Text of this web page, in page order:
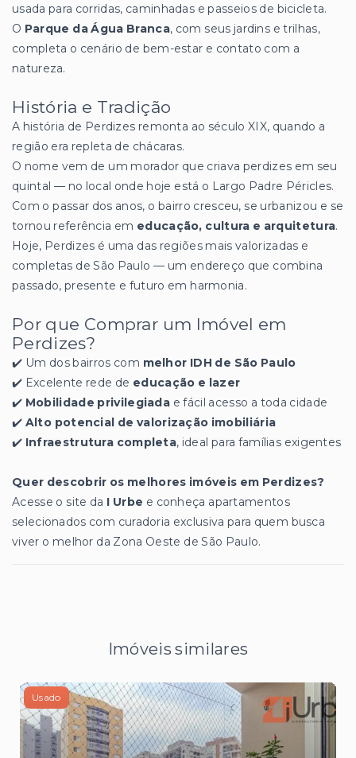
usada para corridas, caminhadas e passeios de bicicleta.
O Parque da Água Branca, com seus jardins e trilhas,
completa o cenário de bem-estar e contato com a
natureza.
História e Tradição
A história de Perdizes remonta ao século XIX, quando a
região era repleta de chácaras.
O nome vem de um morador que criava perdizes em seu
quintal — no local onde hoje está o Largo Padre Péricles.
Com o passar dos anos, o bairro cresceu, se urbanizou e se
tornou referência em educação, cultura e arquitetura.
Hoje, Perdizes é uma das regiões mais valorizadas e
completas de São Paulo — um endereço que combina
passado, presente e futuro em harmonia.
Por que Comprar um Imóvel em
Perdizes?
✔️ Um dos bairros com melhor IDH de São Paulo
✔️ Excelente rede de educação e lazer
✔️ Mobilidade privilegiada e fácil acesso a toda cidade
✔️ Alto potencial de valorização imobiliária
✔️ Infraestrutura completa, ideal para famílias exigentes
Quer descobrir os melhores imóveis em Perdizes?
Acesse o site da I Urbe e conheça apartamentos
selecionados com curadoria exclusiva para quem busca
viver o melhor da Zona Oeste de São Paulo.
Imóveis similares
Usado